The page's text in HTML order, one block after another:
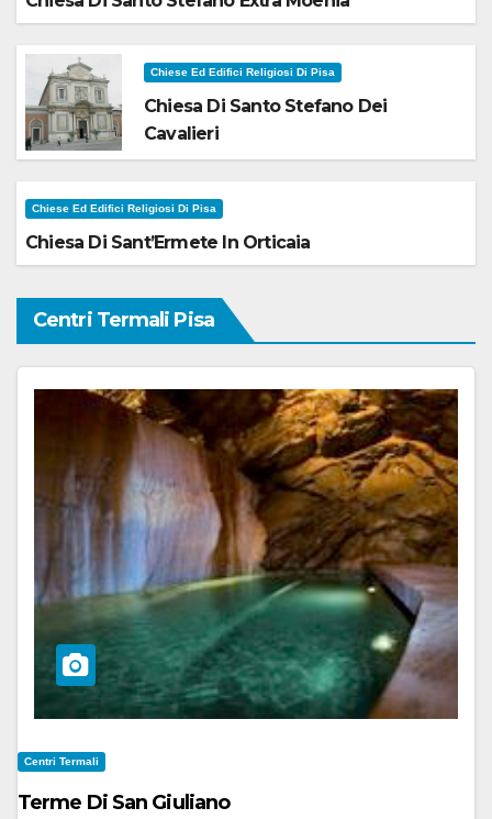
Chiese Ed Edifici Religiosi Di Pisa
Chiesa Di Santo Stefano Dei
Cavalieri
Chiese Ed Edifici Religiosi Di Pisa
Chiesa Di Sant’Ermete In Orticaia
Centri Termali Pisa
Centri Termali
Terme Di San Giuliano